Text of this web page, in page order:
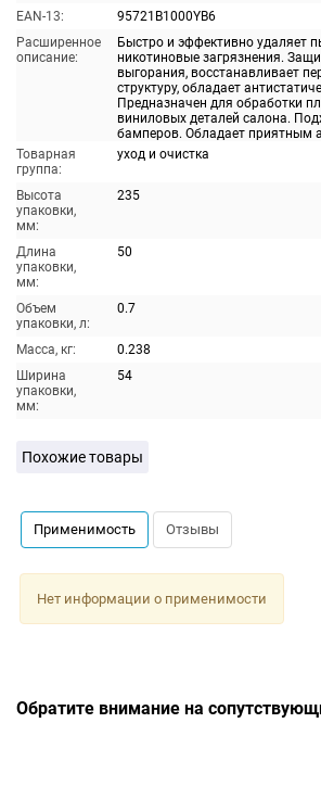
EAN-13:
95721B1000YB6
Расширенное
описание:
Быстро и эффективно удаляет
никотиновые загрязнения.
выгорания, восстанавливает
структуру, обладает
Предназначен для обработки
виниловых деталей салона.
бамперов. Обладает приятным
Товарная
группа:
уход и очистка
Высота
упаковки,
мм:
235
Длина
упаковки,
мм:
50
Объем
упаковки, л:
0.7
Масса, кг:
0.238
Ширина
упаковки,
мм:
54
Похожие товары
Применимость Отзывы
Нет информации о применимости
Обратите внимание на